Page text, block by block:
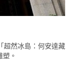
超然冰島：何安達藏
。